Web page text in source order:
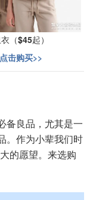
（$45起）
点击购买>>
备良品，尤其是一
。作为小辈我们时
的愿望。来选购